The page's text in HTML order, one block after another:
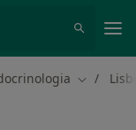
Mudar